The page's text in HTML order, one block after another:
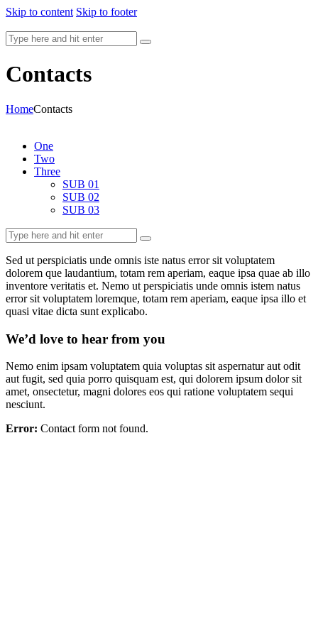
Skip to content Skip to footer
Contacts
HomeContacts
One
Two
Three
SUB 01
SUB 02
SUB 03
Sed ut perspiciatis unde omnis iste natus error sit voluptatem
dolorem que laudantium, totam rem aperiam, eaque ipsa quae ab illo
inventore veritatis et. Nemo ut perspiciatis unde omnis istem natus
error sit voluptatem loremque, totam rem aperiam, eaque ipsa illo et
quasi vitae dicta sunt explicabo.
We’d love to hear from you
Nemo enim ipsam voluptatem quia voluptas sit aspernatur aut odit
aut fugit, sed quia porro quisquam est, qui dolorem ipsum dolor sit
amet, onsectetur, magni dolores eos qui ratione voluptatem sequi
nesciunt.
Error: Contact form not found.